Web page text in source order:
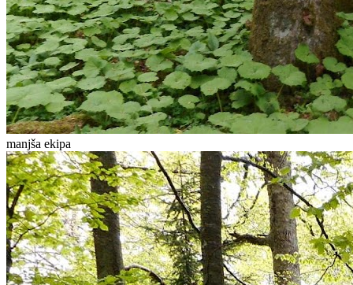
manjša ekipa